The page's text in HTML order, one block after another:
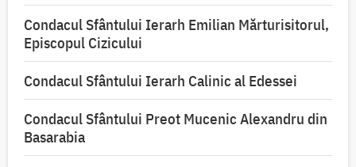
Condacul Sfântului Ierarh Emilian Mărturisitorul,
Episcopul Cizicului
Condacul Sfântului Ierarh Calinic al Edessei
Condacul Sfântului Preot Mucenic Alexandru din
Basarabia